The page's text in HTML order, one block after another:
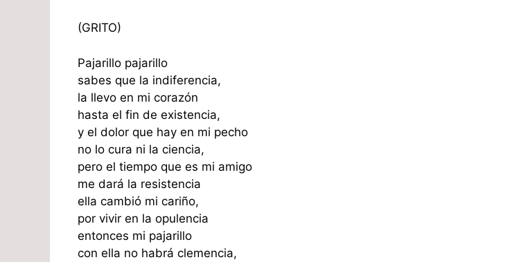
(GRITO)
Pajarillo pajarillo
sabes que la indiferencia,
la llevo en mi corazón
hasta el fin de existencia,
y el dolor que hay en mi pecho
no lo cura ni la ciencia,
pero el tiempo que es mi amigo
me dará la resistencia
ella cambió mi cariño,
por vivir en la opulencia
entonces mi pajarillo
con ella no habrá clemencia,